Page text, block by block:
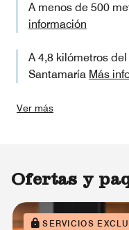
A menos de 500
información
A 4,8 kilómetros
Santamaría Más
Ver más
Ofertas y
SERVICIOS